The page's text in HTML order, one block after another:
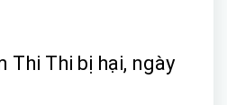
Thi Thi bị hại, ngày